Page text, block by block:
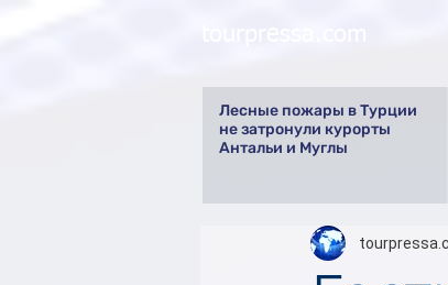
Лесные пожары в Турции
не затронули курорты
Антальи и Муглы